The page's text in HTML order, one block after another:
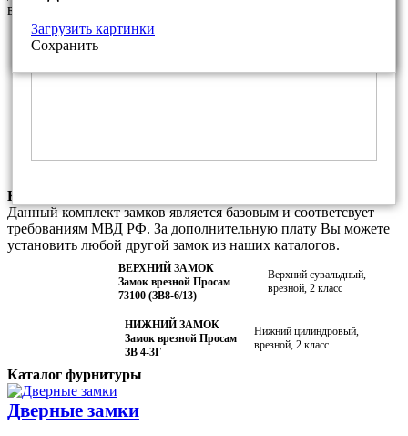
варианты фурнитуры из нашего каталога
Фалевая ручка ПроСам РФ.7 для
(шестигранная) для замка ПроСам ЗВ8-
Комплектация замками данной модели
Данный комплект замков является базовым и соответсвует
требованиям МВД РФ. За дополнительную плату Вы можете
установить любой другой замок из наших каталогов.
ВЕРХНИЙ ЗАМОК
Замок врезной Просам
73100 (ЗВ8-6/13)
Верхний сувальдный,
врезной, 2 класс
НИЖНИЙ ЗАМОК
Замок врезной Просам
ЗВ 4-3Г
Нижний цилиндровый,
врезной, 2 класс
Каталог фурнитуры
Дверные замки
Загрузить картинки
Сохранить